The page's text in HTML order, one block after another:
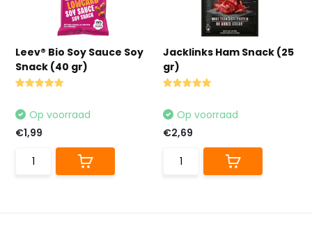
Leev® Bio Soy Sauce Soy
Snack (40 gr)
Op voorraad
€1,99
Jacklinks Ham Snack (25
gr)
Op voorraad
€2,69